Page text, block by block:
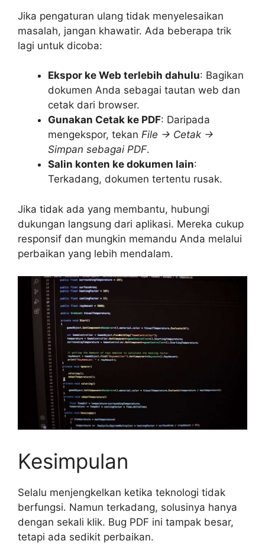
Jika pengaturan ulang tidak menyelesaikan
masalah, jangan khawatir. Ada beberapa trik
lagi untuk dicoba:
Ekspor ke Web terlebih dahulu: Bagikan
dokumen Anda sebagai tautan web dan
cetak dari browser.
Gunakan Cetak ke PDF: Daripada
mengekspor, tekan File → Cetak →
Simpan sebagai PDF.
Salin konten ke dokumen lain:
Terkadang, dokumen tertentu rusak.
Jika tidak ada yang membantu, hubungi
dukungan langsung dari aplikasi. Mereka cukup
responsif dan mungkin memandu Anda melalui
perbaikan yang lebih mendalam.
Kesimpulan
Selalu menjengkelkan ketika teknologi tidak
berfungsi. Namun terkadang, solusinya hanya
dengan sekali klik. Bug PDF ini tampak besar,
tetapi ada sedikit perbaikan.